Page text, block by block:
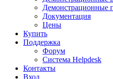
Демонстрационные
Документация
Цены
Купить
Поддержка
Форум
Система Helpdesk
Контакты
Вход